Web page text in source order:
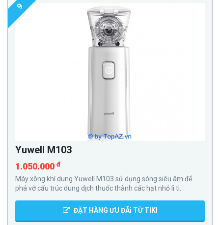
9
Yuwell M103
1.050.000 đ
Máy xông khí dung Yuwell M103 sử dụng sóng siêu âm để
phá vỡ cấu trúc dung dịch thuốc thành các hạt nhỏ li ti.
ĐẶT HÀNG ƯU ĐÃi TỪ TIKI